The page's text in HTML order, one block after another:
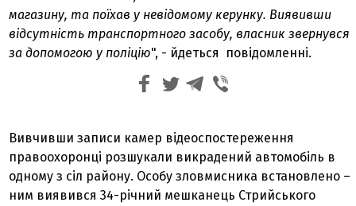
магазину, та поїхав у невідомому керунку. Виявивши
відсутність транспортного засобу, власник звернувся
за допомогою у поліцію", - йдеться повідомленні.
Вивчивши записи камер відеоспостереження
правоохоронці розшукали викрадений автомобіль в
одному з сіл району. Особу зловмисника встановлено –
ним виявився 34-річний мешканець Стрийського